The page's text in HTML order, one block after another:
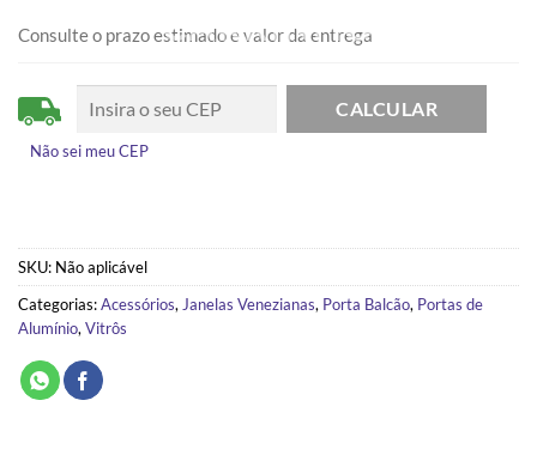
CARRINHO
Consulte o prazo estimado e valor da entrega
Não sei meu CEP
SKU: Não aplicável
Categorias:Acessórios, Janelas Venezianas, Porta Balcão, Portas de
Alumínio, Vitrôs